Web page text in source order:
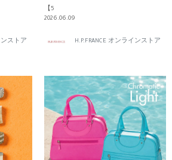
ンストア
2026
【5
2026.06.09
H.P.FRANCE オンラインストア